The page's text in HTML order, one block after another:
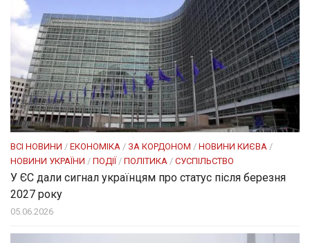
ВСІ НОВИНИ / ЕКОНОМІКА / ЗА КОРДОНОМ / НОВИНИ КИЄВА /
НОВИНИ УКРАЇНИ / ПОДІЇ/ ПОЛІТИКА / СУСПІЛЬСТВО
У ЄС дали сигнал українцям про статус після березня
2027 року
05.06.2026